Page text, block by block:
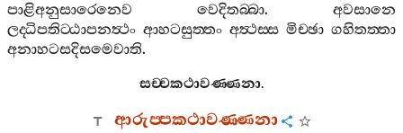
පාළිඅනුසාරෙනෙව
වෙදිතබ‍්බා. අවසානෙ
ලද‍්ධිපතිට‍්ඨාපනත්‍ථං ආහටසුත‍්තං අත්‍ථස‍්ස මිච‍්ඡා ගහිතත‍්තා
අනාහටසදිසමෙවාති.
සච‍්චකථාවණ‍්ණනා.
ආරුප‍්පකථාවණ‍්ණනා